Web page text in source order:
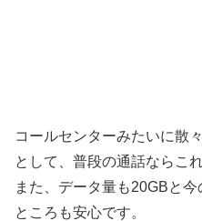
コールセンターみたいに散
として、普段の通話ならこ
また、データ量も20GBと
ところも安心です。